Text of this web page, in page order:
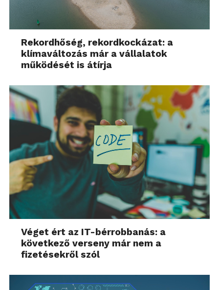
Rekordhőség, rekordkockázat: a
klímaváltozás már a vállalatok
működését is átírja
Véget ért az IT-bérrobbanás: a
következő verseny már nem a
fizetésekről szól